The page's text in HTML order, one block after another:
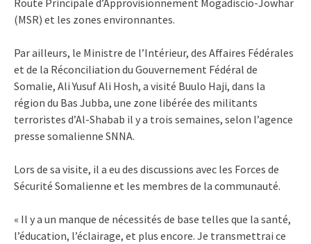
Route Principale d’Approvisionnement Mogadiscio-Jowhar
(MSR) et les zones environnantes.
Par ailleurs, le Ministre de l’Intérieur, des Affaires Fédérales
et de la Réconciliation du Gouvernement Fédéral de
Somalie, Ali Yusuf Ali Hosh, a visité Buulo Haji, dans la
région du Bas Jubba, une zone libérée des militants
terroristes d’Al-Shabab il y a trois semaines, selon l’agence
presse somalienne SNNA.
Lors de sa visite, il a eu des discussions avec les Forces de
Sécurité Somalienne et les membres de la communauté.
« Il y a un manque de nécessités de base telles que la santé,
l’éducation, l’éclairage, et plus encore. Je transmettrai ce